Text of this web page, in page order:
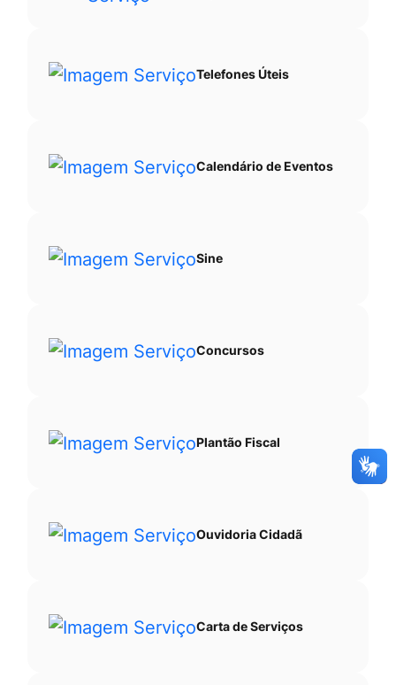
Telefones Úteis
Calendário de Eventos
Sine
Concursos
Plantão Fiscal
Ouvidoria Cidadã
Carta de Serviços